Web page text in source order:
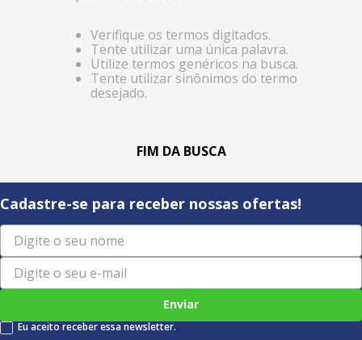
Verifique os termos digitados.
Tente utilizar uma única palavra.
Utilize termos genéricos na busca.
Tente utilizar sinônimos do termo
desejado.
Cadastre-se para receber nossas ofertas!
Enviar
Eu aceito receber essa newsletter.